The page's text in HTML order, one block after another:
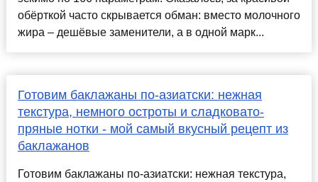
обёрткой часто скрывается обман: вместо молочного
жира – дешёвые заменители, а в одной марк...
Готовим баклажаны по-азиатски: нежная
текстура, немного остроты и сладковато-
пряные нотки - мой самый вкусный рецепт из
баклажанов
Готовим баклажаны по-азиатски: нежная текстура,